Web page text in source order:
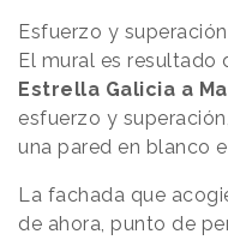
Esfuerzo y
El mural es resultado
Estrella Galicia a
esfuerzo y
una pared en blanco
La fachada que
de ahora, punto de